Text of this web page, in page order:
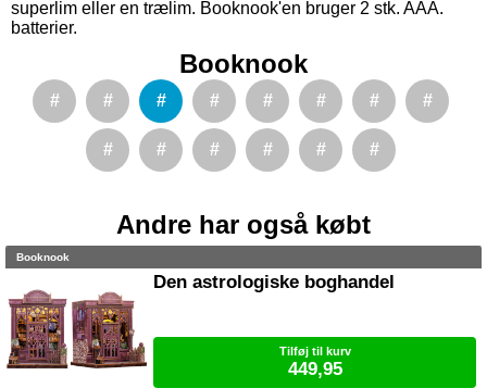
superlim eller en trælim. Booknook'en bruger 2 stk. AAA.
batterier.
Booknook
# # # # # # # #
# # # # # #
Andre har også købt
Booknook
Den astrologiske boghandel
Tilføj til kurv
449,95